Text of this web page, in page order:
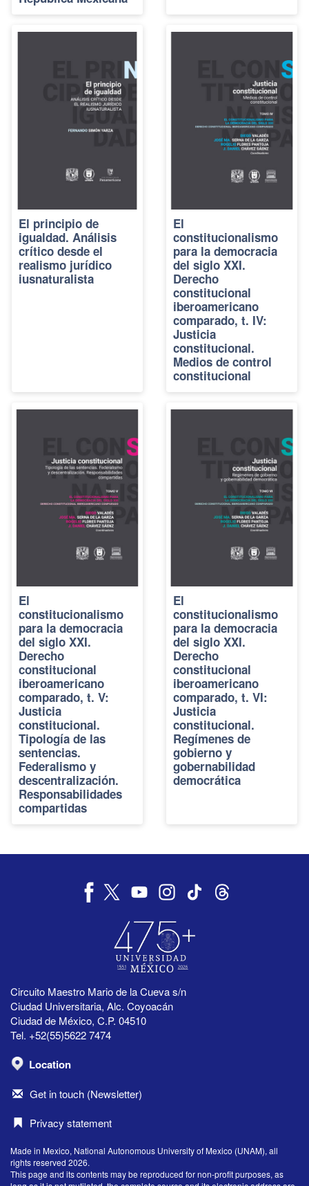
El principio de
igualdad. Análisis
crítico desde el
realismo jurídico
iusnaturalista
El
constitucionalismo
para la democracia
del siglo XXI.
Derecho
constitucional
iberoamericano
comparado, t. IV:
Justicia
constitucional.
Medios de control
constitucional
El
constitucionalismo
para la democracia
del siglo XXI.
Derecho
constitucional
iberoamericano
comparado, t. V:
Justicia
constitucional.
Tipología de las
sentencias.
Federalismo y
descentralización.
Responsabilidades
compartidas
El
constitucionalismo
para la democracia
del siglo XXI.
Derecho
constitucional
iberoamericano
comparado, t. VI:
Justicia
constitucional.
Regímenes de
gobierno y
gobernabilidad
democrática
Circuito Maestro Mario de la Cueva s/n
Ciudad Universitaria, Alc. Coyoacán
Ciudad de México, C.P. 04510
Tel. +52(55)5622 7474
Location
Get in touch (Newsletter)
Privacy statement
Made in Mexico, National Autonomous University of Mexico (UNAM), all
rights reserved 2026.
This page and its contents may be reproduced for non-profit purposes, as